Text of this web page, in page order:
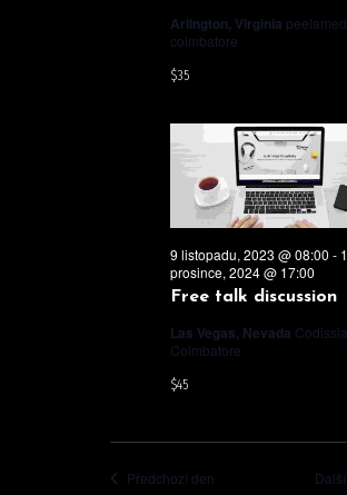
Arlington, Virginia
coimbatore
$35
Free talk discussion
9 listopadu, 2023 @ 08:00 -
prosince, 2024 @ 17:00
Las Vegas, Nevada Codissia,
Coimbatore
$45
Předchozí den